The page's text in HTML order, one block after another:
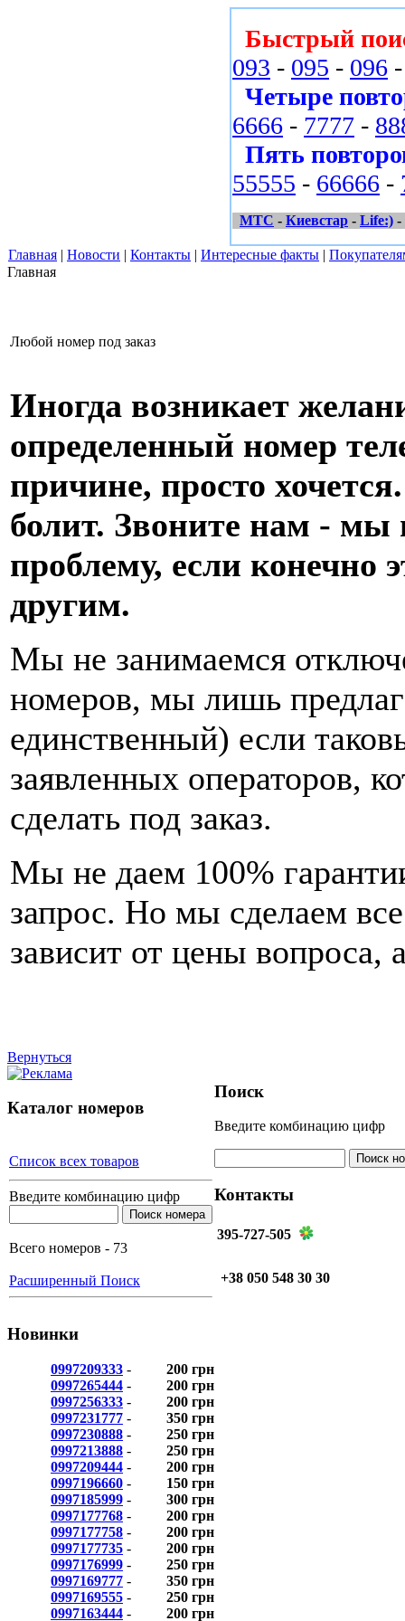
Быстрый
093 - 095 - 096
Четыре
6666 - 7777 -
Пять
55555 - 66666 -
МТС - Киевстар - Life:) -
Главная | Новости | Контакты | Интересные факты |
Главная
Любой номер под заказ
Иногда возникает
определенный номер
причине, просто
болит. Звоните нам -
проблему, если конечно
другим.
Мы не занимаемся
номеров, мы лишь
единственный) если
заявленных операторов,
сделать под заказ.
Мы не даем 100%
запрос. Но мы сделаем
зависит от цены вопроса,
Вернуться
Каталог номеров
Список всех товаров
Введите комбинацию цифр
Всего номеров - 73
Расширенный Поиск
Новинки
0997209333 -
200 грн
0997265444 -
200 грн
0997256333 -
200 грн
0997231777 -
350 грн
0997230888 -
250 грн
0997213888 -
250 грн
0997209444 -
200 грн
0997196660 -
150 грн
0997185999 -
300 грн
0997177768 -
200 грн
0997177758 -
200 грн
0997177735 -
200 грн
0997176999 -
250 грн
0997169777 -
350 грн
0997169555 -
250 грн
0997163444 - 200 грн
Поиск
Введите комбинацию цифр
Контакты
395-727-505
+38 050 548 30 30